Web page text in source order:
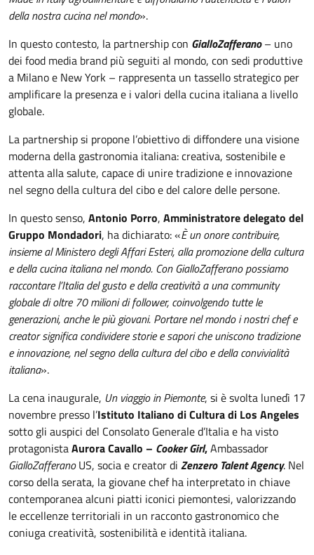
della nostra cucina nel mondo».
In questo contesto, la partnership con GialloZafferano– uno
dei food media brand più seguiti al mondo, con sedi produttive
a Milano e New York – rappresenta un tassello strategico per
amplificare la presenza e i valori della cucina italiana a livello
globale.
La partnership si propone l’obiettivo di diffondere una visione
moderna della gastronomia italiana: creativa, sostenibile e
attenta alla salute, capace di unire tradizione e innovazione
nel segno della cultura del cibo e del calore delle persone.
In questo senso, Antonio Porro, Amministratore delegato del
Gruppo Mondadori, ha dichiarato: «È un onore contribuire,
insieme al Ministero degli Affari Esteri, alla promozione della cultura
e della cucina italiana nel mondo. Con GialloZafferano possiamo
raccontare l’Italia del gusto e della creatività a una community
globale di oltre 70 milioni di follower, coinvolgendo tutte le
generazioni, anche le più giovani. Portare nel mondo i nostri chef e
creator significa condividere storie e sapori che uniscono tradizione
e innovazione, nel segno della cultura del cibo e della convivialità
italiana».
La cena inaugurale, Un viaggio in Piemonte, si è svolta lunedì 17
novembre presso l’Istituto Italiano di Cultura di Los Angeles
sotto gli auspici del Consolato Generale d’Italia e ha visto
protagonistaAurora Cavallo – Cooker Girl,Ambassador
GialloZafferanoUS, socia e creator di Zenzero Talent Agency. Nel
corso della serata, la giovane chef ha interpretato in chiave
contemporanea alcuni piatti iconici piemontesi, valorizzando
le eccellenze territoriali in un racconto gastronomico che
coniuga creatività, sostenibilità e identità italiana.